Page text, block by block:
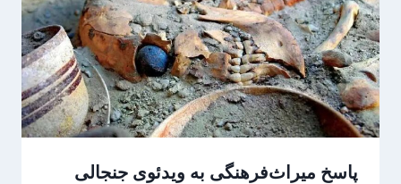
پاسخ میراث‌فرهنگی به ویدئوی جنجالی